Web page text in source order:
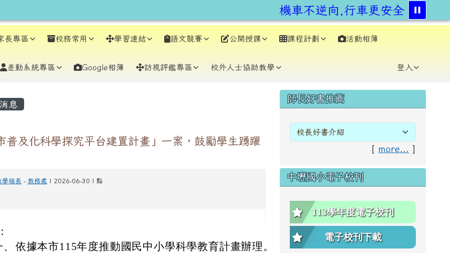
機車不逆向,行車更安全。交通
長專區 校務常用 學習連結 語文競賽 公開授課 課程計劃 活動相簿
差勤系統專區 Google相簿 訪視評鑑專區 校外人士協助教學 登入
域
息
普及化科學探究平台建置計畫」一案，鼓勵學生踴躍
學組長 - 教務處 | 2026-06-30 | 點
依據本市115年度推動國民中小學科學教育計畫辦理。
右邊區域內容
師長好書推薦
[ more... ]
中壢國小電子校刊
113學年度電子校刊
電子校刊下載